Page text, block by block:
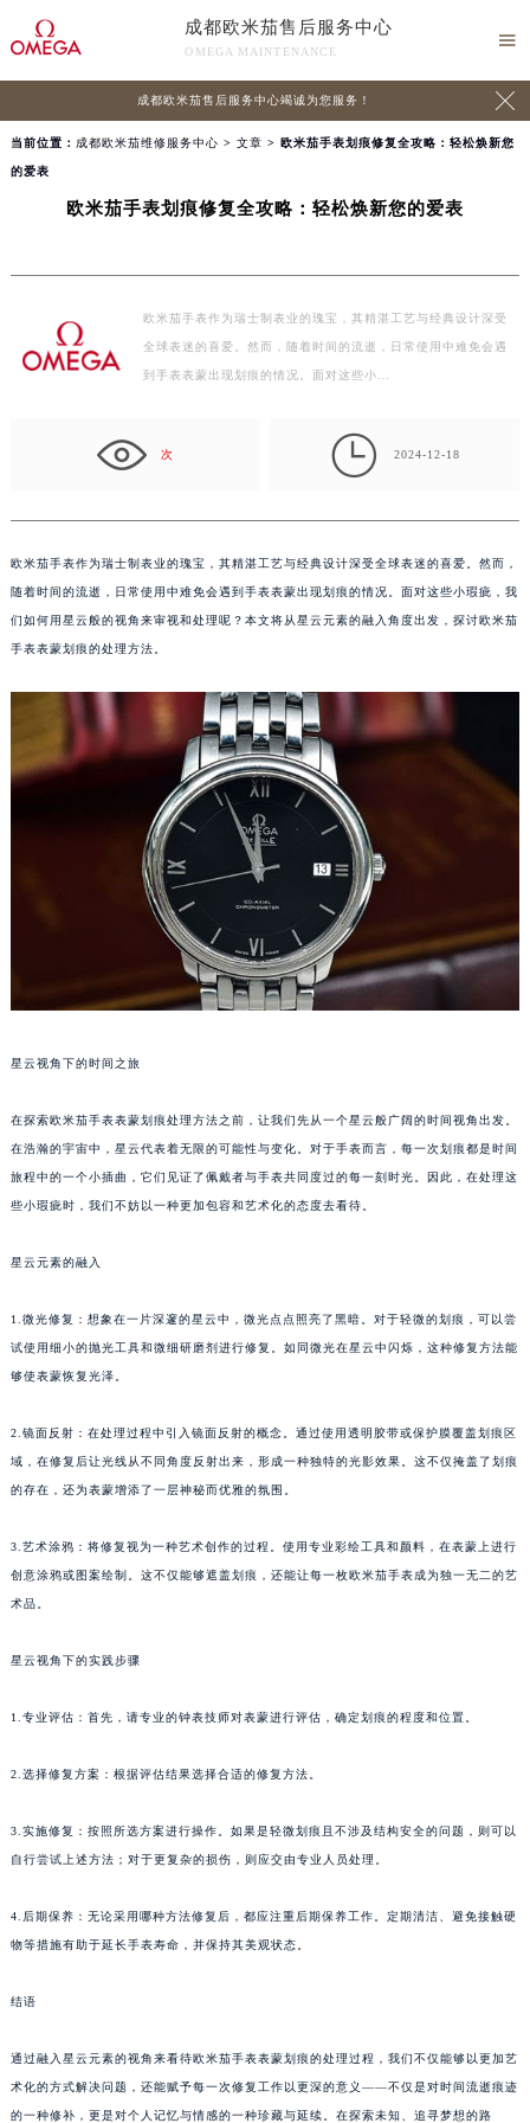
成都欧米茄售后服务中心
OMEGA MAINTENANCE

成都欧米茄售后服务中心竭诚为您服务！ 
当前位置： 成都欧米茄维修服务中心 > 文章 > 欧米茄手表划痕修复全攻略：轻松焕新您
的爱表
欧米茄手表划痕修复全攻略：轻松焕新您的爱表
欧米茄手表作为瑞士制表业的瑰宝，其精湛工艺与经典设计深受
全球表迷的喜爱。然而，随着时间的流逝，日常使用中难免会遇
到手表表蒙出现划痕的情况。面对这些小…
次  2024-12-18
欧米茄手表作为瑞士制表业的瑰宝，其精湛工艺与经典设计深受全球表迷的喜爱。然而，
随着时间的流逝，日常使用中难免会遇到手表表蒙出现划痕的情况。面对这些小瑕疵，我
们如何用星云般的视角来审视和处理呢？本文将从星云元素的融入角度出发，探讨欧米茄
手表表蒙划痕的处理方法。
星云视角下的时间之旅
在探索欧米茄手表表蒙划痕处理方法之前，让我们先从一个星云般广阔的时间视角出发。
在浩瀚的宇宙中，星云代表着无限的可能性与变化。对于手表而言，每一次划痕都是时间
旅程中的一个小插曲，它们见证了佩戴者与手表共同度过的每一刻时光。因此，在处理这
些小瑕疵时，我们不妨以一种更加包容和艺术化的态度去看待。
星云元素的融入
1.微光修复：想象在一片深邃的星云中，微光点点照亮了黑暗。对于轻微的划痕，可以尝
试使用细小的抛光工具和微细研磨剂进行修复。如同微光在星云中闪烁，这种修复方法能
够使表蒙恢复光泽。
2.镜面反射：在处理过程中引入镜面反射的概念。通过使用透明胶带或保护膜覆盖划痕区
域，在修复后让光线从不同角度反射出来，形成一种独特的光影效果。这不仅掩盖了划痕
的存在，还为表蒙增添了一层神秘而优雅的氛围。
3.艺术涂鸦：将修复视为一种艺术创作的过程。使用专业彩绘工具和颜料，在表蒙上进行
创意涂鸦或图案绘制。这不仅能够遮盖划痕，还能让每一枚欧米茄手表成为独一无二的艺
术品。
星云视角下的实践步骤
1.专业评估：首先，请专业的钟表技师对表蒙进行评估，确定划痕的程度和位置。
2.选择修复方案：根据评估结果选择合适的修复方法。
3.实施修复：按照所选方案进行操作。如果是轻微划痕且不涉及结构安全的问题，则可以
自行尝试上述方法；对于更复杂的损伤，则应交由专业人员处理。
4.后期保养：无论采用哪种方法修复后，都应注重后期保养工作。定期清洁、避免接触硬
物等措施有助于延长手表寿命，并保持其美观状态。
结语
通过融入星云元素的视角来看待欧米茄手表表蒙划痕的处理过程，我们不仅能够以更加艺
术化的方式解决问题，还能赋予每一次修复工作以更深的意义——不仅是对时间流逝痕迹
的一种修补，更是对个人记忆与情感的一种珍藏与延续。在探索未知、追寻梦想的路